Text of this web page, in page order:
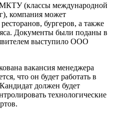
МКТУ (классы международной
компания может
бургеров, а также
Документы были поданы в
выступило ООО
вакансия менеджера
что он будет работать в
должен будет
технологические